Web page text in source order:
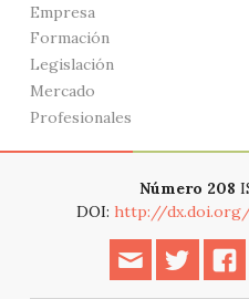
Empresa
Formación
Legislación
Mercado
Profesionales
Número 208
DOI: http://dx.doi.org/